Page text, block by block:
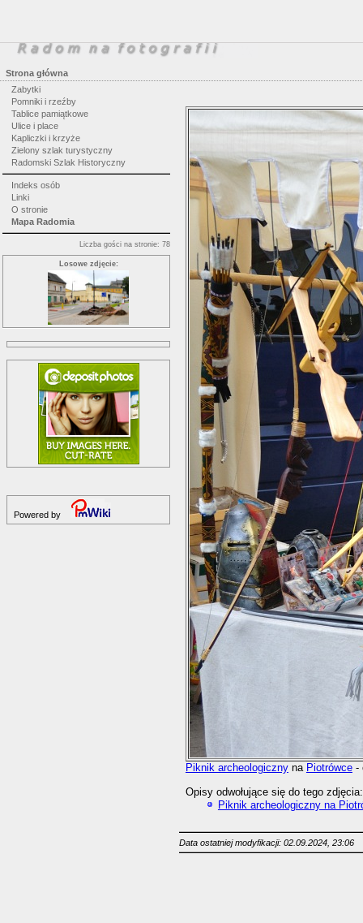
Strona główna
Zabytki
Pomniki i rzeźby
Tablice pamiątkowe
Ulice i place
Kapliczki i krzyże
Zielony szlak turystyczny
Radomski Szlak Historyczny
Indeks osób
Linki
O stronie
Mapa Radomia
Liczba gości na stronie: 78
Losowe zdjęcie:
Powered by
Piknik archeologicznyna Piotrówce-
Opisy odwołujące się do tego zdjęcia:
Piknik archeologiczny na
Data ostatniej modyfikacji: 02.09.2024, 23:06